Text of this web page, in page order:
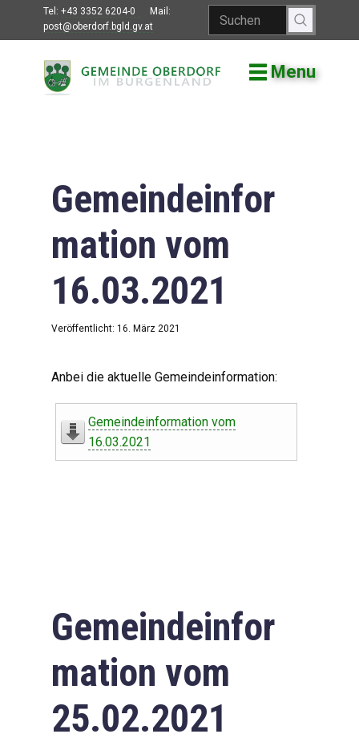
Tel: +43 3352 6204-0
Mail:
post@oberdorf.bgld.gv.at
Menu
Willkommen
Gemeindeamt
Gemeinderat
Bildung
Vereine
Leben in Oberdorf
Downloads
Impressum
Datenschutzerklärung
Gemeindeinfor
mation vom
16.03.2021
Veröffentlicht: 16. März 2021
Anbei die aktuelle Gemeindeinformation:
Gemeindeinformation vom
16.03.2021
Gemeindeinfor
mation vom
25.02.2021